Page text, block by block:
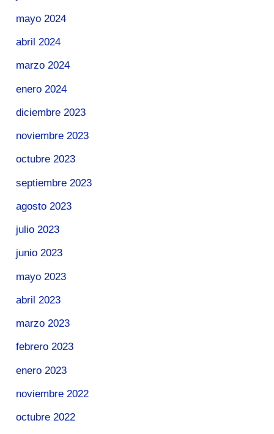
mayo 2024
abril 2024
marzo 2024
enero 2024
diciembre 2023
noviembre 2023
octubre 2023
septiembre 2023
agosto 2023
julio 2023
junio 2023
mayo 2023
abril 2023
marzo 2023
febrero 2023
enero 2023
noviembre 2022
octubre 2022